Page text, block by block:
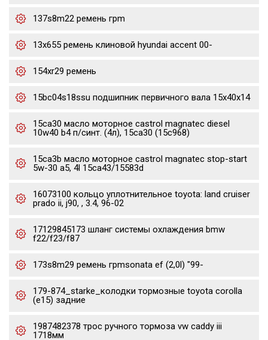
137s8m22 ремень грm
13x655 ремень клиновой hyundai accent 00-
154xr29 ремень
15bc04s18ssu подшипник первичного вала 15x40x14
15ca30 масло моторное castrol magnatec diesel
10w40 b4 п/синт. (4л), 15ca30 (15c968)
15ca3b масло моторное castrol magnatec stop-start
5w-30 a5, 4l 15ca43/15583d
16073100 кольцо уплотнительное toyota: land cruiser
prado ii, j90, , 3.4, 96-02
17129845173 шланг системы охлаждения bmw
f22/f23/f87
173s8m29 ремень грmsonata ef (2,0l) "99-
179-874_starke_колодки тормозные toyota corolla
(e15) задние
1987482378 трос ручного тормоза vw caddy iii
1718мм